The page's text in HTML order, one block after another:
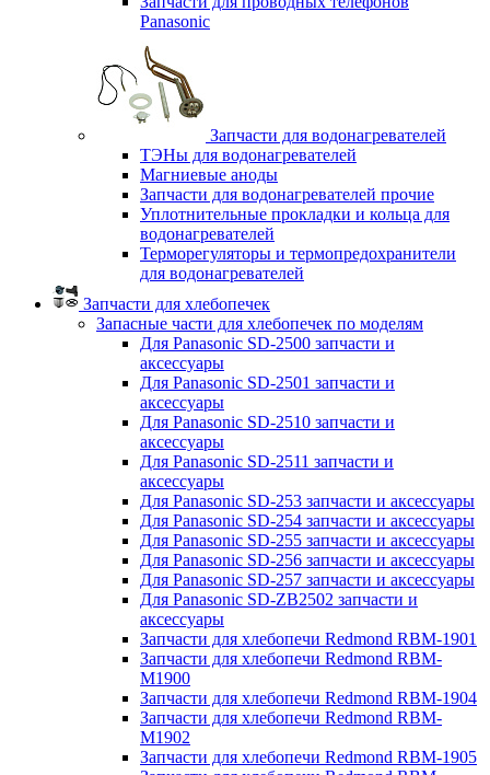
Panasonic
Запчасти для водонагревателей
ТЭНы для водонагревателей
Магниевые аноды
Запчасти для водонагревателей прочие
Уплотнительные прокладки и кольца для
водонагревателей
Терморегуляторы и термопредохранители
для водонагревателей
Запчасти для хлебопечек
Запасные части для хлебопечек по моделям
Для Panasonic SD-2500 запчасти и
аксессуары
Для Panasonic SD-2501 запчасти и
аксессуары
Для Panasonic SD-2510 запчасти и
аксессуары
Для Panasonic SD-2511 запчасти и
аксессуары
Для Panasonic SD-253 запчасти и аксессуары
Для Panasonic SD-254 запчасти и аксессуары
Для Panasonic SD-255 запчасти и аксессуары
Для Panasonic SD-256 запчасти и аксессуары
Для Panasonic SD-257 запчасти и аксессуары
Для Panasonic SD-ZB2502 запчасти и
аксессуары
Запчасти для хлебопечи Redmond RBM-1901
Запчасти для хлебопечи Redmond RBM-
M1900
Запчасти для хлебопечи Redmond RBM-1904
Запчасти для хлебопечи Redmond RBM-
M1902
Запчасти для хлебопечи Redmond RBM-1905